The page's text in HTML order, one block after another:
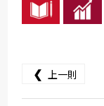
❮ 上一則